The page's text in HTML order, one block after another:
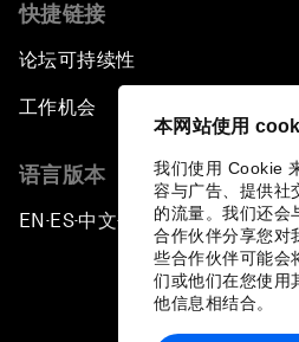
本网站使用
我们使用 Cookie
容与广告、提供社
的流量。我们还会
合作伙伴分享您对
些合作伙伴可能会
们或他们在您使用
他信息相结合。
快捷链接
论坛可持续性
工作机会
语言版本
EN ▪ES▪中文▪ 日本語